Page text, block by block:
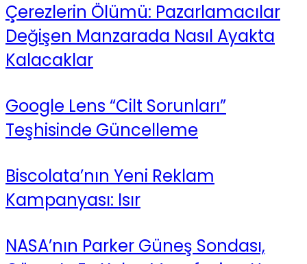
Çerezlerin Ölümü: Pazarlamacılar
Değişen Manzarada Nasıl Ayakta
Kalacaklar
Google Lens “Cilt Sorunları”
Teşhisinde Güncelleme
Biscolata’nın Yeni Reklam
Kampanyası: Isır
NASA’nın Parker Güneş Sondası,